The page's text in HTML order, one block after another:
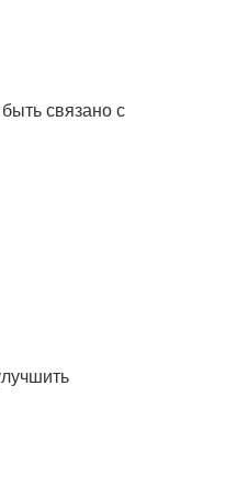
связано с